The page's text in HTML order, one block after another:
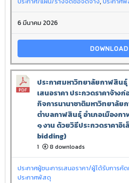
6 มีนาคม 2026
DOWNLOAD
ประกาศมหาวิทยาลัยกาฬสินธุ์
เสนอราคา ประกวดราคาจ้าง
กิจการนานาชาติมหาวิทยาลั
ตำบลกาฬสินธุ์ อำเภอเมืองก
๑ งาน ด้วยวิธีประกวดราคาอิ
bidding)
1 8 downloads
ประกาศผู้ชนะการเสนอราคา/ผู้ได้รับการคั
ประกาศพัสดุ